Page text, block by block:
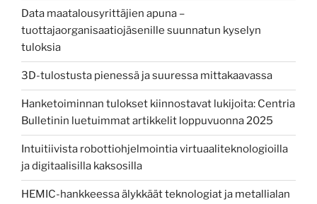
Data maatalousyrittäjien apuna –
tuottajaorganisaatiojäsenille suunnatun kyselyn
tuloksia
3D-tulostusta pienessä ja suuressa mittakaavassa
Hanketoiminnan tulokset kiinnostavat lukijoita: Centria
Bulletinin luetuimmat artikkelit loppuvuonna 2025
Intuitiivista robottiohjelmointia virtuaaliteknologioilla
ja digitaalisilla kaksosilla
HEMIC-hankkeessa älykkäät teknologiat ja metallialan